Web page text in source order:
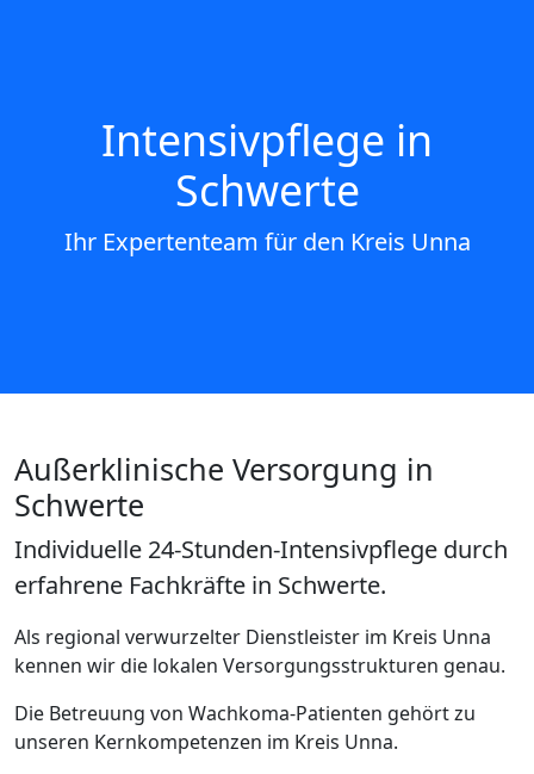
Intensivpflege in
Schwerte
Ihr Expertenteam für den Kreis Unna
Außerklinische Versorgung in
Schwerte
Individuelle 24-Stunden-Intensivpflege durch
erfahrene Fachkräfte in Schwerte.
Als regional verwurzelter Dienstleister im Kreis Unna
kennen wir die lokalen Versorgungsstrukturen genau.
Die Betreuung von Wachkoma-Patienten gehört zu
unseren Kernkompetenzen im Kreis Unna.